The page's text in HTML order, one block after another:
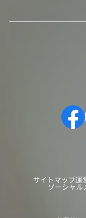
サイトマップ運
ソーシャル